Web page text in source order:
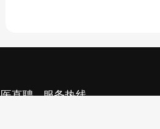
医直聘 - 服务热线